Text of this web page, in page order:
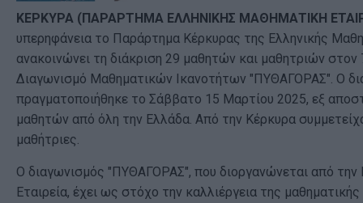
ΚΕΡΚΥΡΑ (ΠΑΡΑΡΤΗΜΑ ΕΛΛΗΝΙΚΗΣ ΜΑΘΗΜΑΤΙΚΗ
υπερηφάνεια το Παράρτημα Κέρκυρας της Ελληνικής
ανακοινώνει τη διάκριση 29 μαθητών και μαθητριών
Διαγωνισμό Μαθηματικών Ικανοτήτων "ΠΥΘΑΓΟΡΑΣ". Ο
πραγματοποιήθηκε το Σάββατο 15 Μαρτίου 2025, εξ
μαθητών από όλη την Ελλάδα. Από την Κέρκυρα
μαθήτριες.
Ο διαγωνισμός "ΠΥΘΑΓΟΡΑΣ", που διοργανώνεται από την
Εταιρεία, έχει ως στόχο την καλλιέργεια της